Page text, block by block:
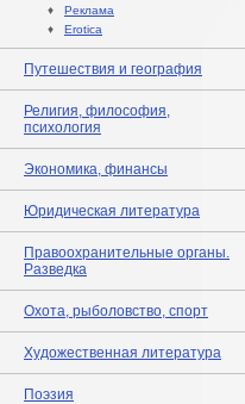
♦ Реклама
♦ Erotica
Путешествия и география
Религия, философия,
психология
Экономика, финансы
Юридическая литература
Правоохранительные органы.
Разведка
Охота, рыболовство, спорт
Художественная литература
Поэзия